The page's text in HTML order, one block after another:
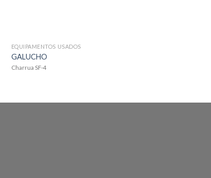
EQUIPAMENTOS USADOS
GALUCHO
Charrua SF-4